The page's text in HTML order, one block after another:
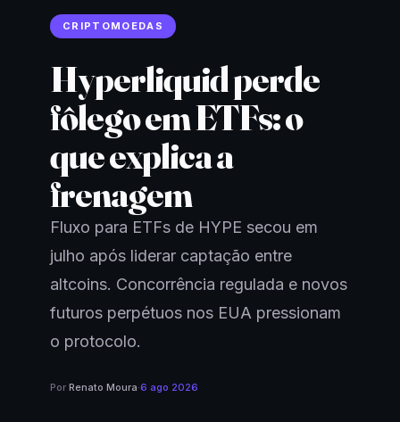
CRIPTOMOEDAS
Hyperliquid perde
fôlego em ETFs: o
que explica a
frenagem
Fluxo para ETFs de HYPE secou em
julho após liderar captação entre
altcoins. Concorrência regulada e novos
futuros perpétuos nos EUA pressionam
o protocolo.
Por Renato Moura·6 ago 2026